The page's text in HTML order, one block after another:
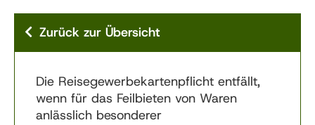
Zurück zur Übersicht
Die Reisegewerbekartenpflicht entfällt,
wenn für das Feilbieten von Waren
anlässlich besonderer